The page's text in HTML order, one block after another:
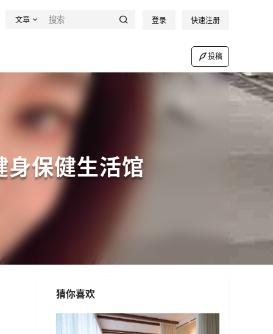
文章 登录 快速注册
投稿
身保健生活馆
猜你喜欢